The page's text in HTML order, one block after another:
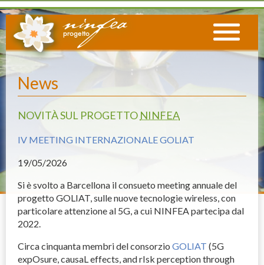
News
NOVITÀ SUL PROGETTO NINFEA
IV MEETING INTERNAZIONALE GOLIAT
19/05/2026
Si è svolto a Barcellona il consueto meeting annuale del
progetto GOLIAT , sulle nuove tecnologie wireless, con
particolare attenzione al 5G, a cui NINFEA partecipa dal
2022.
Circa cinquanta membri del consorzio GOLIAT (5G
expOsure, causaL effects, and rIsk perception through